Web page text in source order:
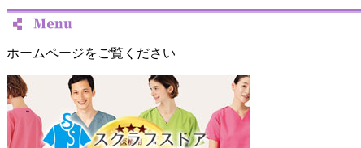
ホームページをご覧ください